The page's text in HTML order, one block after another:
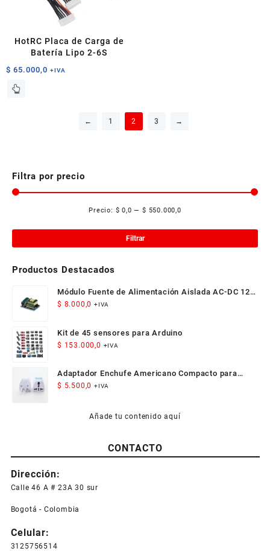
HotRC Placa de Carga de
Batería Lipo 2-6S
$ 65.000,0 +IVA
← 1 2 3 →
Filtra por precio
Filtrar
Precio: $ 0,0 — $ 550.000,0
Productos Destacados
Módulo Fuente de Alimentación Aislada AC-DC 12V
300mA 3.5W
$ 8.000,0 +IVA
Kit de 45 sensores para Arduino
$ 153.000,0 +IVA
Adaptador Enchufe Americano Compacto para
Viaje
$ 5.500,0 +IVA
Añade tu contenido aquí
CONTACTO
Dirección:
Calle 46 A # 23A 30 sur
Bogotá - Colombia
Celular:
3125756514